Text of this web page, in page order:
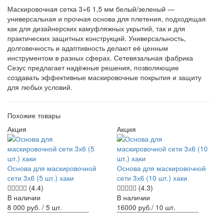
Маскировочная сетка 3×6 1,5 мм белый/зеленый —
универсальная и прочная основа для плетения, подходящая
как для дизайнерских камуфляжных укрытий, так и для
практических защитных конструкций. Универсальность,
долговечность и адаптивность делают её ценным
инструментом в разных сферах. Сетевязальная фабрика
Сезус предлагает надёжные решения, позволяющие
создавать эффективные маскировочные покрытия и защиту
для любых условий.
Похожие товары
Акция
Основа для маскировочной
сети 3х6 (5 шт.) хаки
(4.4)
В наличии
8 000 руб. / 5 шт.
Акция
Основа для маскировочной
сети 3х6 (10 шт.) хаки
(4.3)
В наличии
16000 руб./ 10 шт.